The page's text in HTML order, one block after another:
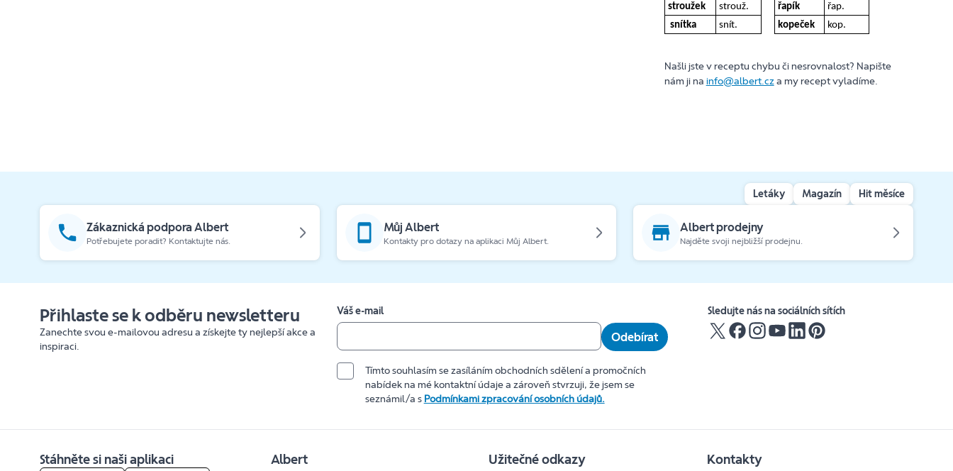
stroužek
strouž. řapík
řap.
snítka
snít. kopeček kop.
Našli jste v receptu chybu či nesrovnalost? Napište
nám ji na info@albert.cza my recept vyladíme.
Letáky Magazín Hit měsíce
Zákaznická podpora Albert
Potřebujete poradit? Kontaktujte nás.
Můj Albert
Kontakty pro dotazy na aplikaci Můj Albert.
Albert prodejny
Najděte svoji nejbližší prodejnu.
Přihlaste se k odběru newsletteru
Zanechte svou e-mailovou adresu a získejte ty nejlepší akce a
inspiraci.
Váš e-mail
Odebírat
Tímto souhlasím se zasíláním obchodních sdělení a promočních
nabídek na mé kontaktní údaje a zároveň stvrzuji, že jsem se
seznámil/a s Podmínkami zpracování osobních údajů.
Sledujte nás na sociálních sítích
Stáhněte si naši aplikaci Albert Užitečné odkazy Kontakty